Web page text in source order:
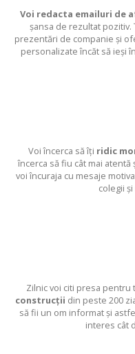
Voi redacta emailuri de
șansa de rezultat pozitiv.
prezentări de companie și
personalizate încăt să ieși
Voi încerca să îți ridic
încerca să fiu cât mai
voi încuraja cu mesaje
colegii
Zilnic voi citi presa pentru
construcții din peste 200
să fii un om informat și
interes cât